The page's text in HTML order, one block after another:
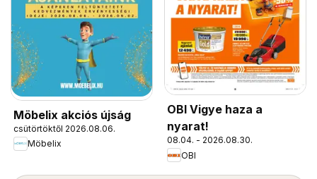
Möbelix akciós újság
csütörtöktől 2026.08.06.
Möbelix
OBI Vigye haza a
nyarat!
08.04. - 2026.08.30.
OBI